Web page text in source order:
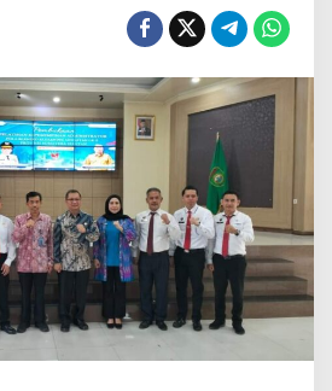
a
K
i
r
i
P
e
s
t
a